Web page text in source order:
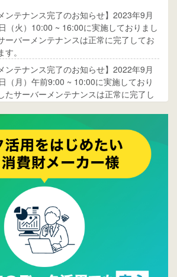
ンテナンス完了のお知らせ】2023年9月
（火）10:00 ~ 16:00に実施しておりまし
ーバーメンテナンスは正常に完了してお
す。
ンテナンス完了のお知らせ】2022年9月
（月）午前9:00 ~ 10:00に実施しており
たサーバーメンテナンスは正常に完了し
ください。
コンのサイト機能を大幅バージョンアッ
詳細はこちら。⇒告知ページへ
コンが機能拡充し、サイトリニューアル
した。⇒
ウレコンFacebook
ページを開設しました。詳細は
レコンサイトリリースしました。